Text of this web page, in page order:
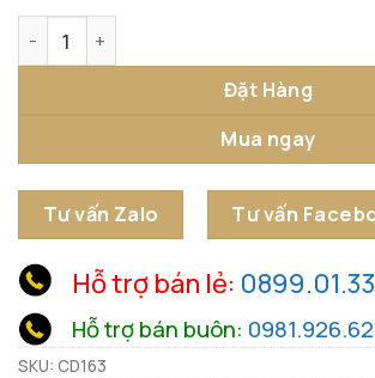
Mô Hình Xe Máy Harley CD163 số lượng
Đặt Hàng
Mua ngay
Tư vấn Zalo Tư vấn
Hỗ trợ bán lẻ:
Hỗ trợ bán buôn:
SKU: CD163